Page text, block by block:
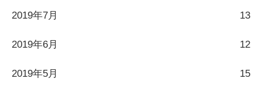
2019年7月 13
2019年6月 12
2019年5月 15